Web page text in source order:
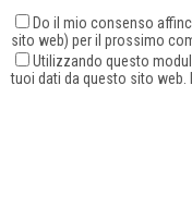
Do il mio consenso
sito web) per il prossimo
Utilizzando questo
tuoi dati da questo sito web.